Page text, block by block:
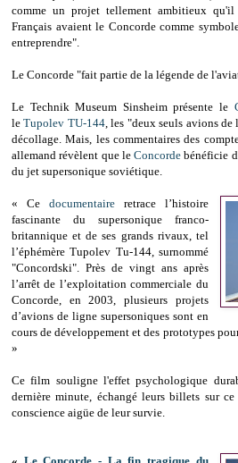
comme un projet tellement ambitieux
Français avaient le Concorde comme
entreprendre".
Le Concorde "fait partie de la légende de
Le Technik Museum Sinsheim présente le
leTupolev TU-144, les "deux seuls avions
décollage. Mais, les commentaires des
allemand révèlent que leConcorde bénéficie
du jet supersonique soviétique.
« Ce documentaireretrace l’histoire
fascinante du supersonique franco-
britannique et de ses grands rivaux, tel
l’éphémère Tupolev Tu-144, surnommé
"Concordski". Près de vingt ans après
l’arrêt de l’exploitation commerciale du
Concorde, en 2003, plusieurs projets
d’avions de ligne supersoniques sont en
cours de développement et des prototypes
»
Ce film souligne l'effet psychologique
dernière minute, échangé leurs billets sur
conscience aigüe de leur survie.